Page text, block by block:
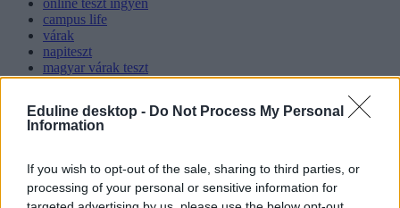
Eduline desktop - Do Not Process My Personal
Information
If you wish to opt-out of the sale, sharing to third parties, or
processing of your personal or sensitive information for
campus life
várak
napiteszt
magyar várak teszt
várak teszt